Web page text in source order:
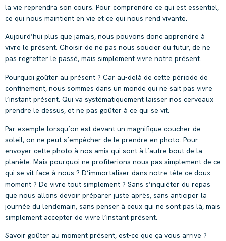
la vie reprendra son cours. Pour comprendre ce qui est essentiel,
ce qui nous maintient en vie et ce qui nous rend vivante.
Aujourd’hui plus que jamais, nous pouvons donc apprendre à
vivre le présent. Choisir de ne pas nous soucier du futur, de ne
pas regretter le passé, mais simplement vivre notre présent.
Pourquoi goûter au présent ? Car au-delà de cette période de
confinement, nous sommes dans un monde qui ne sait pas vivre
l’instant présent. Qui va systématiquement laisser nos cerveaux
prendre le dessus, et ne pas goûter à ce qui se vit.
Par exemple lorsqu’on est devant un magnifique coucher de
soleil, on ne peut s’empêcher de le prendre en photo. Pour
envoyer cette photo à nos amis qui sont à l’autre bout de la
planète. Mais pourquoi ne profiterions nous pas simplement de ce
qui se vit face à nous ? D’immortaliser dans notre tête ce doux
moment ? De vivre tout simplement ? Sans s’inquiéter du repas
que nous allons devoir préparer juste après, sans anticiper la
journée du lendemain, sans penser à ceux qui ne sont pas là, mais
simplement accepter de vivre l’instant présent.
Savoir goûter au moment présent, est-ce que ça vous arrive ?